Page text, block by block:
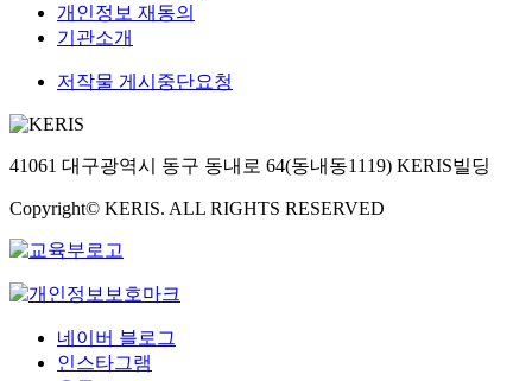
개인정보 재동의
기관소개
저작물 게시중단요청
41061 대구광역시 동구 동내로 64(동내동1119) KERIS빌딩
Copyright© KERIS. ALL RIGHTS RESERVED
네이버 블로그
인스타그램